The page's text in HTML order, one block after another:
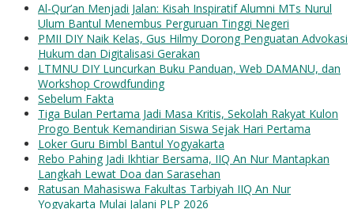
Al-Qur’an Menjadi Jalan: Kisah Inspiratif Alumni MTs Nurul
Ulum Bantul Menembus Perguruan Tinggi Negeri
PMII DIY Naik Kelas, Gus Hilmy Dorong Penguatan Advokasi
Hukum dan Digitalisasi Gerakan
LTMNU DIY Luncurkan Buku Panduan, Web DAMANU, dan
Workshop Crowdfunding
Sebelum Fakta
Tiga Bulan Pertama Jadi Masa Kritis, Sekolah Rakyat Kulon
Progo Bentuk Kemandirian Siswa Sejak Hari Pertama
Loker Guru Bimbl Bantul Yogyakarta
Rebo Pahing Jadi Ikhtiar Bersama, IIQ An Nur Mantapkan
Langkah Lewat Doa dan Sarasehan
Ratusan Mahasiswa Fakultas Tarbiyah IIQ An Nur
Yogyakarta Mulai Jalani PLP 2026